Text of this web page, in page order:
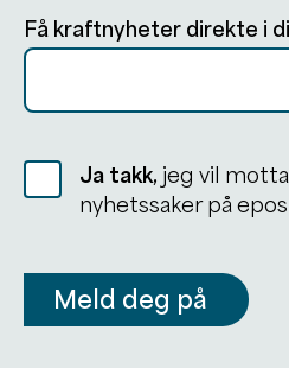
Få kraftnyheter direkte i
Ja takk, jeg vil
nyhetssaker på
Meld deg på